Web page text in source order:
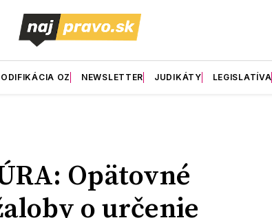
OZ NEWSLETTER JUDIKÁTY LEGISLATÍVA
Opätovné
o určenie